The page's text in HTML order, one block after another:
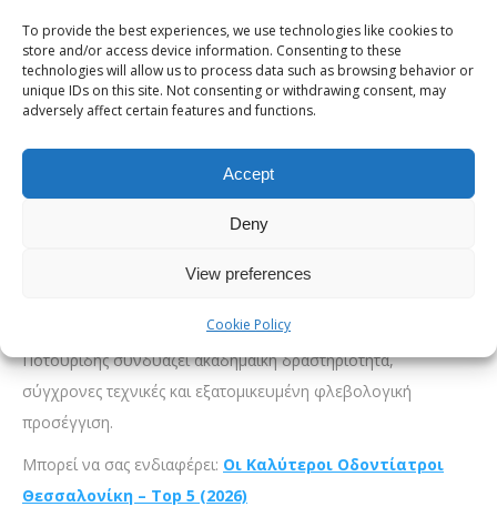
To provide the best experiences, we use technologies like cookies to
store and/or access device information. Consenting to these
technologies will allow us to process data such as browsing behavior or
unique IDs on this site. Not consenting or withdrawing consent, may
adversely affect certain features and functions.
Accept
Deny
View preferences
Cookie Policy
Χειρουργική μέσω διακρατικού προγράμματος των
Πανεπιστημίων Milano-Bicocca και Αθηνών. Εκπαιδεύτηκε σε
όλο το φάσμα της αγγειοχειρουργικής, από την ανοικτή έως
σε ανευρυσματική νόσο, νόσο καρωτίδων, περιφερική
αρτηριοπάθεια και αγγειακές προσπελάσεις. Έχει
μετεκπαιδευτεί στη Νυρεμβέργη και διαθέτει πιστοποίηση
από τη Γερμανική Εταιρεία Φλεβολογίας για σκληροθεραπεία,
αναζητούν κορυφαίοι αγγειοχειρουργοί Θεσσαλονίκη, ο κ.
Ποτουρίδης συνδυάζει ακαδημαϊκή δραστηριότητα,
σύγχρονες τεχνικές και εξατομικευμένη φλεβολογική
προσέγγιση.
Μπορεί να σας ενδιαφέρει: Οι Καλύτεροι Οδοντίατροι
Θεσσαλονίκη – Top 5 (2026)